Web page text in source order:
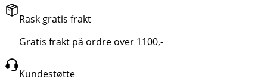
Rask gratis frakt
Gratis frakt på ordre over 1100,-
Kundestøtte